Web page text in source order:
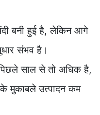
बनी हुई है, लेकिन आगे
संभव है।
साल से तो अधिक है,
मुकाबले उत्पादन कम